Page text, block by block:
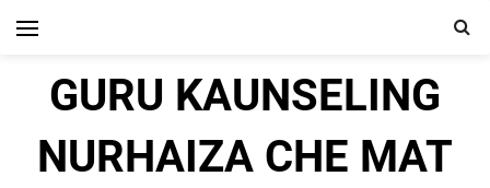
GURU KAUNSELING
NURHAIZA CHE MAT